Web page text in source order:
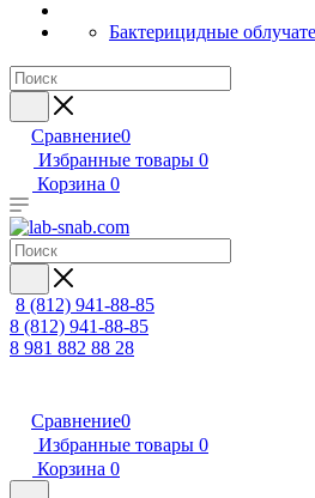
Бактерицидные
Сравнение0
Избранные товары 0
Корзина 0
8 (812) 941-88-85
8 (812) 941-88-85
8 981 882 88 28
Сравнение0
Избранные товары 0
Корзина 0